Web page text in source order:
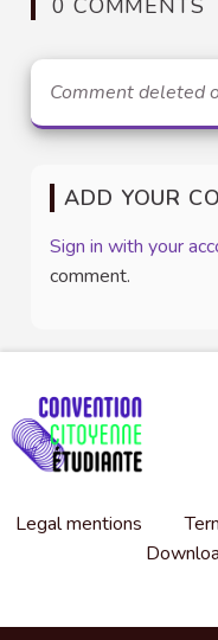
0 COMMENTS
Comment deleted
ADD YOUR
Sign in with your
comment.
Legal mentions